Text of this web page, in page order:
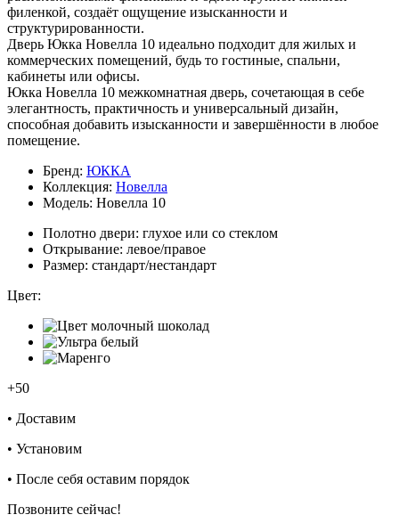
филенкой, создаёт ощущение изысканности и
структурированности.
Дверь Юкка Новелла 10 идеально подходит для жилых и
коммерческих помещений, будь то гостиные, спальни,
кабинеты или офисы.
Юкка Новелла 10 межкомнатная дверь, сочетающая в себе
элегантность, практичность и универсальный дизайн,
способная добавить изысканности и завершённости в любое
помещение.
Бренд: ЮККА
Коллекция: Новелла
Модель: Новелла 10
Полотно двери: глухое или со стеклом
Открывание: левое/правое
Размер: стандарт/нестандарт
Цвет:
+50
• Доставим
• Установим
• После себя оставим порядок
Позвоните сейчас!